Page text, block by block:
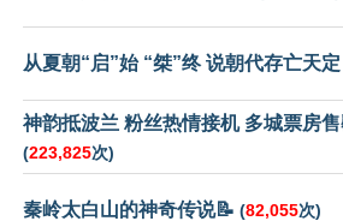
从夏朝“启”始 “桀”终 说朝代存亡天定
神韵抵波兰 粉丝热情接机 多城票房
(223,825次)
秦岭太白山的神奇传说📝 (82,055次)